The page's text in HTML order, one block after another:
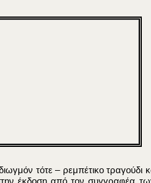
τότε – ρεμπέτικο τραγούδι
έκδοση από τον συγγραφέα